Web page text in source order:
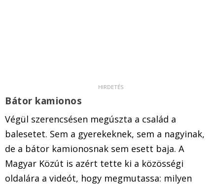
Bátor kamionos
Végül szerencsésen megúszta a család a
balesetet. Sem a gyerekeknek, sem a nagyinak,
de a bátor kamionosnak sem esett baja. A
Magyar Közút is azért tette ki a közösségi
oldalára a videót, hogy megmutassa: milyen